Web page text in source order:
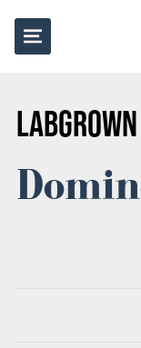
BACK TO